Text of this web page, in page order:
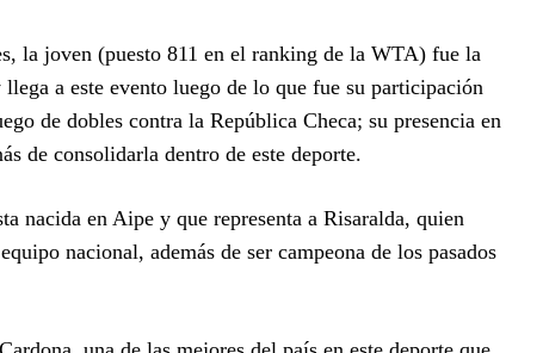
la joven (puesto 811 en el ranking de la WTA) fue la
a este evento luego de lo que fue su participación
de dobles contra la República Checa; su presencia en
de consolidarla dentro de este deporte.
nacida en Aipe y que representa a Risaralda, quien
nacional, además de ser campeona de los pasados